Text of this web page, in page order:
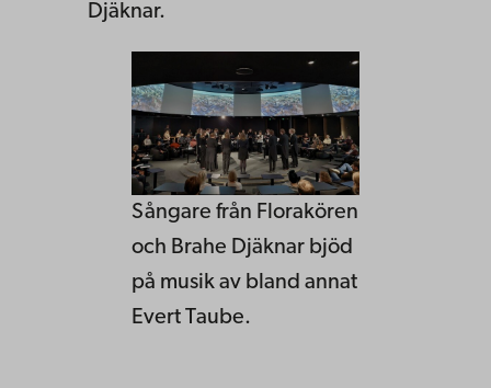
Djäknar.
Sångare från Florakören
och Brahe Djäknar bjöd
på musik av bland annat
Evert Taube.